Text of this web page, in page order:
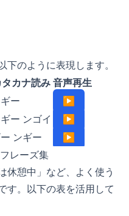
のように表現します。
タカナ読み音声再生
ー
▶
ー ンゴイ
▶
ンギー
▶
レーズ集
休憩中」など、よく使う
す。以下の表を活用して